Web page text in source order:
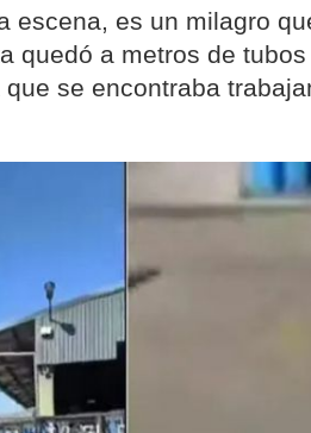
escena, es un milagro
quedó a metros de tubos
se encontraba